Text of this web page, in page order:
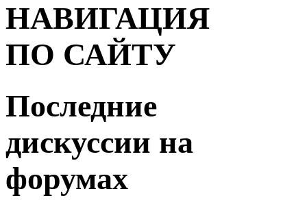
НАВИГАЦИЯ
ПО САЙТУ
Последние
дискуссии на
форумах